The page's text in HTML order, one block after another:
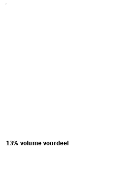
13% volume voordeel